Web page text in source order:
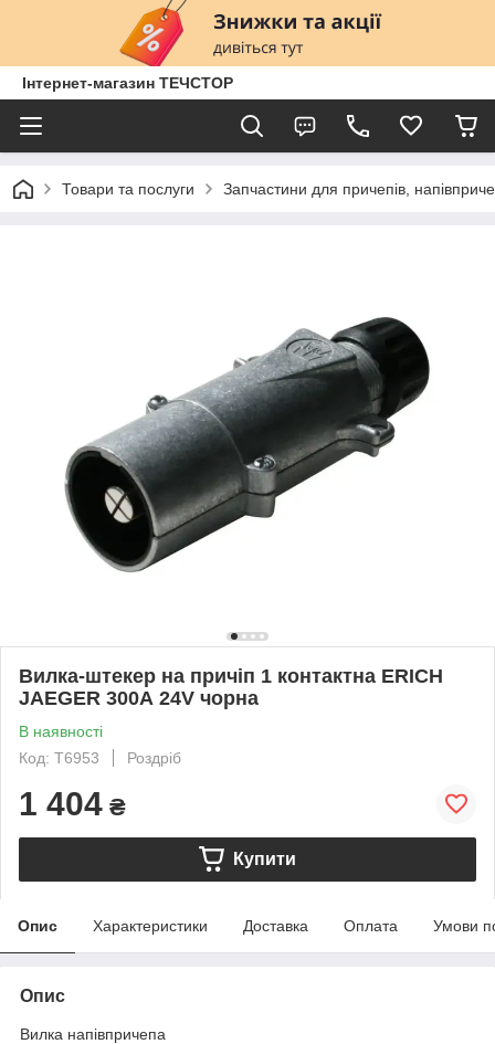
Інтернет-магазин ТЕЧСТОР
Товари та послуги Запчастини для причепів,
Вилка-штекер на причіп 1 контактна ERICH
JAEGER 300А 24V чорна
В наявності
Код: T6953
Роздріб
1 404 ₴
Купити
Опис Характеристики Доставка Оплата Умови
Опис
Вилка напівпричепа